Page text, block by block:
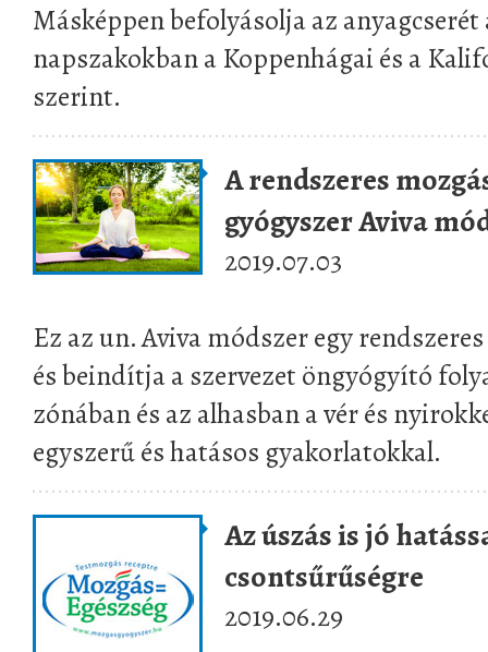
Másképpen befolyásolja az
napszakokban a Koppenhágai és a
szerint.
A rendszeres
gyógyszer Aviva
2019.07.03
Ez az un. Aviva módszer egy
és beindítja a szervezet öngyógyító
zónában és az alhasban a vér és
egyszerű és hatásos gyakorlatokkal.
Az úszás is jó
csontsűrűségre
2019.06.29